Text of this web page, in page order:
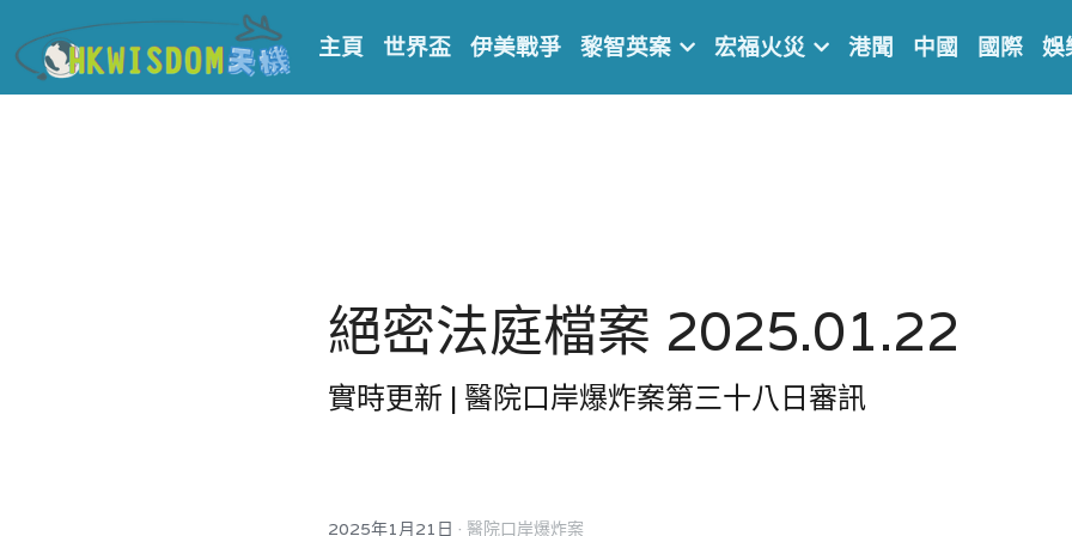
主頁 世界盃 伊美戰爭 黎智英案 宏福火災 港聞 中國 國際 娛
絕密法庭檔案 2025.01.22
實時更新 | 醫院口岸爆炸案第三十八日審訊
2025年1月21日 · 醫院口岸爆炸案